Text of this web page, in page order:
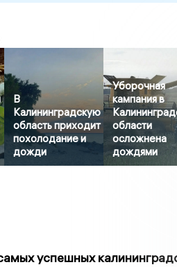
В
Калининградскую
область приходит
похолодание и
дожди
Уборочная
кампания в
области
осложнена
дождями
успешных